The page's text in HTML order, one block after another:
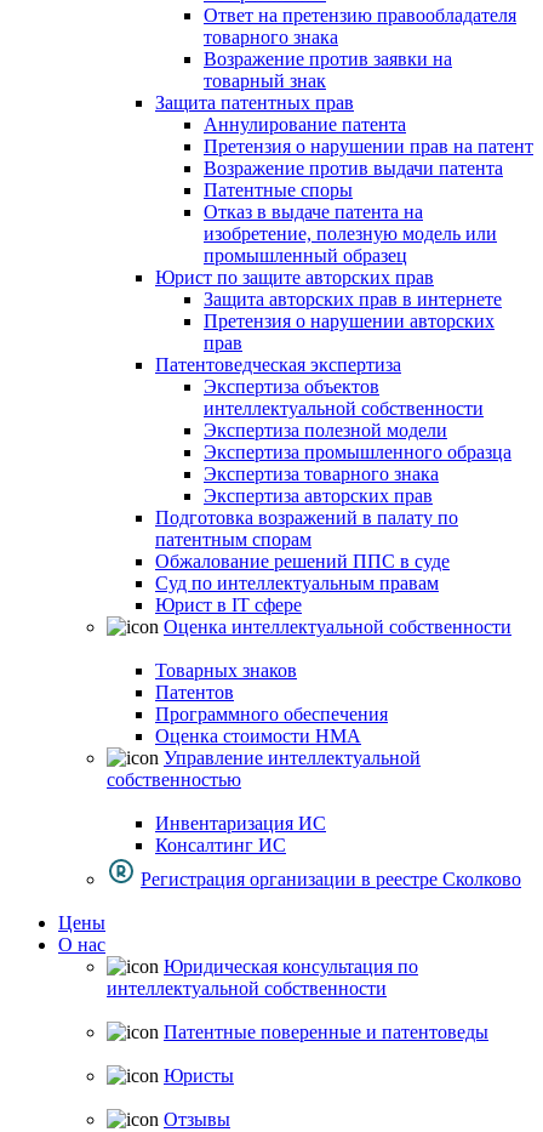
Ответ на претензию правообладателя
товарного знака
Возражение против заявки на
товарный знак
Защита патентных прав
Аннулирование патента
Претензия о нарушении прав на патент
Возражение против выдачи патента
Патентные споры
Отказ в выдаче патента на
изобретение, полезную модель или
промышленный образец
Юрист по защите авторских прав
Защита авторских прав в интернете
Претензия о нарушении авторских
прав
Патентоведческая экспертиза
Экспертиза объектов
интеллектуальной собственности
Экспертиза полезной модели
Экспертиза промышленного образца
Экспертиза товарного знака
Экспертиза авторских прав
Подготовка возражений в палату по
патентным спорам
Обжалование решений ППС в суде
Суд по интеллектуальным правам
Юрист в IT сфере
Оценка интеллектуальной собственности
Товарных знаков
Патентов
Программного обеспечения
Оценка стоимости НМА
Управление интеллектуальной
собственностью
Инвентаризация ИС
Консалтинг ИС
Регистрация организации в реестре Сколково
Цены
О нас
Юридическая консультация по
интеллектуальной собственности
Патентные поверенные и патентоведы
Юристы
Отзывы